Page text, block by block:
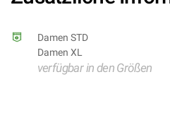
Damen STD
Damen XL
verfügbar in den Größen